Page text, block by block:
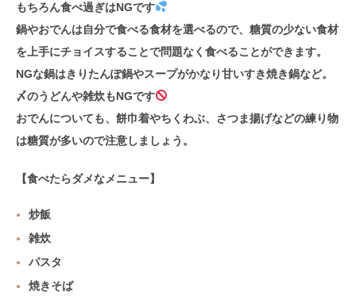
もちろん食べ過ぎはNGです
鍋やおでんは自分で食べる食材を選べるので、糖質の少ない食材
を上手にチョイスすることで問題なく食べることができます。
NGな鍋はきりたんぽ鍋やスープがかなり甘いすき焼き鍋など。
〆のうどんや雑炊もNGです
おでんについても、餅巾着やちくわぶ、さつま揚げなどの練り物
は糖質が多いので注意しましょう。
【食べたらダメなメニュー】
炒飯
雑炊
パスタ
焼きそば